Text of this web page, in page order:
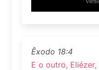
Êxodo 18:4
E o outro,